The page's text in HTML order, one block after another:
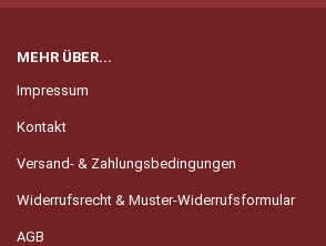
MEHR ÜBER...
Impressum
Kontakt
Versand- & Zahlungsbedingungen
Widerrufsrecht & Muster-Widerrufsformular
AGB